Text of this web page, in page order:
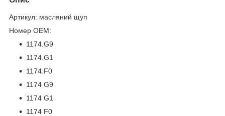
Артикул: масляний щуп
Номер OEM:
1174.G9
1174.G1
1174.F0
1174 G9
1174 G1
1174 F0